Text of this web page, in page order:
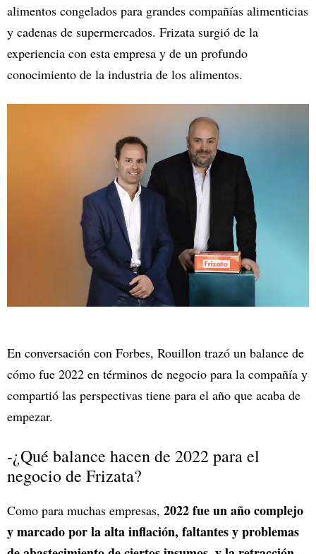
alimentos congelados para grandes compañías alimenticias
y cadenas de supermercados. Frizata surgió de la
experiencia con esta empresa y de un profundo
conocimiento de la industria de los alimentos.
En conversación con Forbes, Rouillon trazó un balance de
cómo fue 2022 en términos de negocio para la compañía y
compartió las perspectivas tiene para el año que acaba de
empezar.
-¿Qué balance hacen de 2022 para el
negocio de Frizata?
Como para muchas empresas, 2022 fue un año complejo
y marcado por la alta inflación, faltantes y problemas